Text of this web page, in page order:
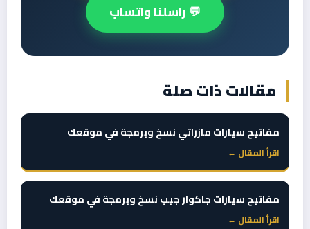
💬 راسلنا واتساب
مقالات ذات صلة
مفاتيح سيارات مازراتي نسخ وبرمجة في موقعك
اقرأ المقال ←
مفاتيح سيارات جاكوار جيب نسخ وبرمجة في موقعك
اقرأ المقال ←